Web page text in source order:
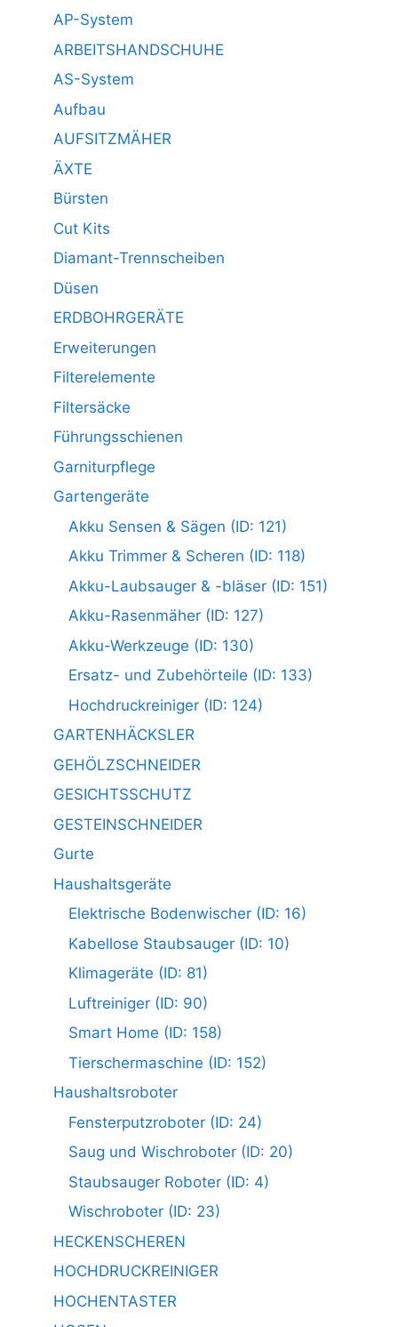
AP-System
ARBEITSHANDSCHUHE
AS-System
Aufbau
AUFSITZMÄHER
ÄXTE
Bürsten
Cut Kits
Diamant-Trennscheiben
Düsen
ERDBOHRGERÄTE
Erweiterungen
Filterelemente
Filtersäcke
Führungsschienen
Garniturpflege
Gartengeräte
Akku Sensen & Sägen (ID: 121)
Akku Trimmer & Scheren (ID: 118)
Akku-Laubsauger & -bläser (ID: 151)
Akku-Rasenmäher (ID: 127)
Akku-Werkzeuge (ID: 130)
Ersatz- und Zubehörteile (ID: 133)
Hochdruckreiniger (ID: 124)
GARTENHÄCKSLER
GEHÖLZSCHNEIDER
GESICHTSSCHUTZ
GESTEINSCHNEIDER
Gurte
Haushaltsgeräte
Elektrische Bodenwischer (ID: 16)
Kabellose Staubsauger (ID: 10)
Klimageräte (ID: 81)
Luftreiniger (ID: 90)
Smart Home (ID: 158)
Tierschermaschine (ID: 152)
Haushaltsroboter
Fensterputzroboter (ID: 24)
Saug und Wischroboter (ID: 20)
Staubsauger Roboter (ID: 4)
Wischroboter (ID: 23)
HECKENSCHEREN
HOCHDRUCKREINIGER
HOCHENTASTER